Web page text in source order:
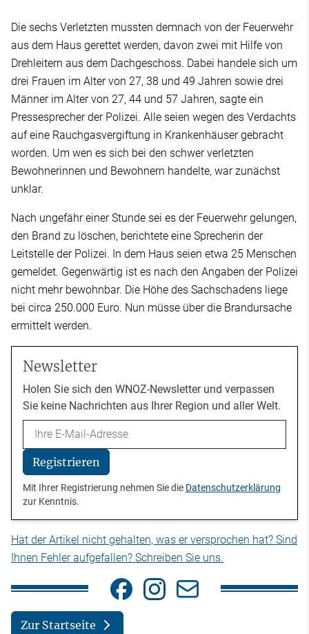
Die sechs Verletzten mussten demnach von der Feuerwehr
aus dem Haus gerettet werden, davon zwei mit Hilfe von
Drehleitern aus dem Dachgeschoss. Dabei handele sich um
drei Frauen im Alter von 27, 38 und 49 Jahren sowie drei
Männer im Alter von 27, 44 und 57 Jahren, sagte ein
Pressesprecher der Polizei. Alle seien wegen des Verdachts
auf eine Rauchgasvergiftung in Krankenhäuser gebracht
worden. Um wen es sich bei den schwer verletzten
Bewohnerinnen und Bewohnern handelte, war zunächst
unklar.
Nach ungefähr einer Stunde sei es der Feuerwehr gelungen,
den Brand zu löschen, berichtete eine Sprecherin der
Leitstelle der Polizei. In dem Haus seien etwa 25 Menschen
gemeldet. Gegenwärtig ist es nach den Angaben der Polizei
nicht mehr bewohnbar. Die Höhe des Sachschadens liege
bei circa 250.000 Euro. Nun müsse über die Brandursache
ermittelt werden.
Newsletter
Holen Sie sich den WNOZ-Newsletter und verpassen
Sie keine Nachrichten aus Ihrer Region und aller Welt.
Email
Registrieren
Mit Ihrer Registrierung nehmen Sie die Datenschutzerklärung
zur Kenntnis.
Hat der Artikel nicht gehalten, was er versprochen hat? Sind
Ihnen Fehler aufgefallen? Schreiben Sie uns.
Zur Startseite